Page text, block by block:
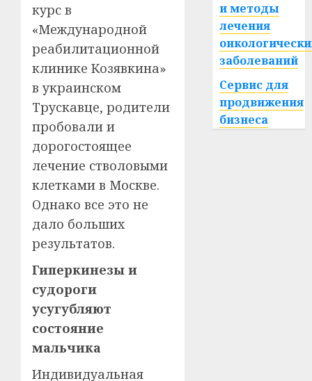
курс в
«Международной
реабилитационной
клинике Козявкина»
в украинском
Трускавце, родители
пробовали и
дорогостоящее
лечение стволовыми
клетками в Москве.
Однако все это не
дало больших
результатов.
Гиперкинезы и
судороги
усугубляют
состояние
мальчика
Индивидуальная
и методы
лечения
заболеваний
Сервис для
продвижения
бизнеса